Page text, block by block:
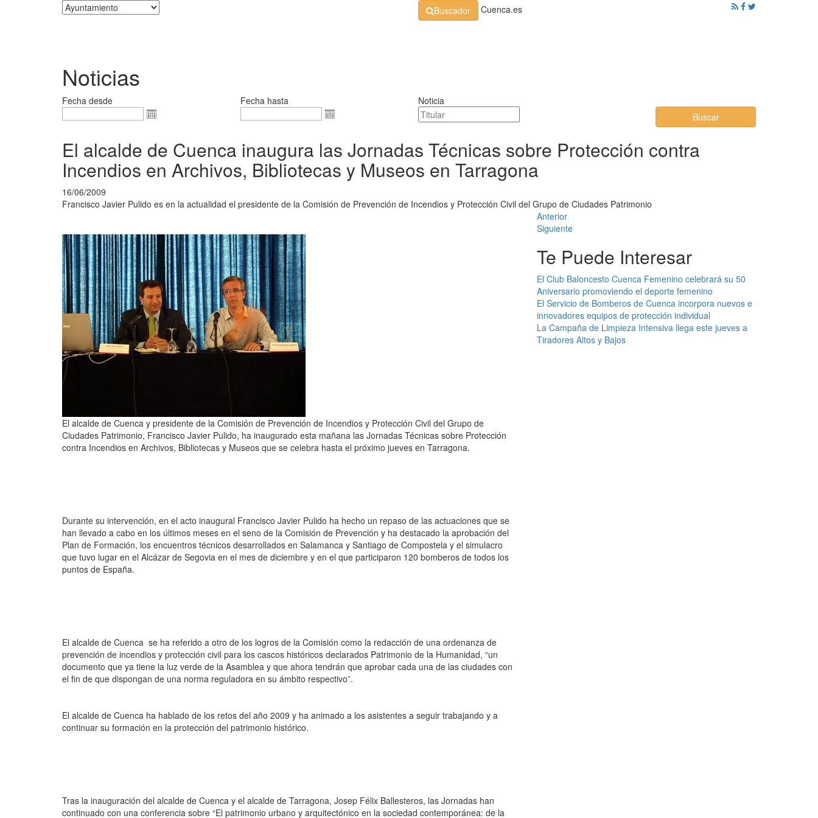
Buscador Cuenca.es
Noticias
Fecha desde Fecha hasta
Noticia
Buscar
El alcalde de Cuenca inaugura las Jornadas Técnicas sobre Protección contra
Incendios en Archivos, Bibliotecas y Museos en Tarragona
16/06/2009
Francisco Javier Pulido es en la actualidad el presidente de la Comisión de Prevención de Incendios y Protección Civil del Grupo de Ciudades Patrimonio
Anterior
Siguiente
El alcalde de Cuenca y presidente de la Comisión de Prevención de Incendios y Protección Civil del Grupo de
Ciudades Patrimonio, Francisco Javier Pulido, ha inaugurado esta mañana las Jornadas Técnicas sobre Protección
contra Incendios en Archivos, Bibliotecas y Museos que se celebra hasta el próximo jueves en Tarragona.
Durante su intervención, en el acto inaugural Francisco Javier Pulido ha hecho un repaso de las actuaciones que se
han llevado a cabo en los últimos meses en el seno de la Comisión de Prevención y ha destacado la aprobación del
Plan de Formación, los encuentros técnicos desarrollados en Salamanca y Santiago de Compostela y el simulacro
que tuvo lugar en el Alcázar de Segovia en el mes de diciembre y en el que participaron 120 bomberos de todos los
puntos de España.
El alcalde de Cuenca se ha referido a otro de los logros de la Comisión como la redacción de una ordenanza de
prevención de incendios y protección civil para los cascos históricos declarados Patrimonio de la Humanidad, “un
documento que ya tiene la luz verde de la Asamblea y que ahora tendrán que aprobar cada una de las ciudades con
el fin de que dispongan de una norma reguladora en su ámbito respectivo”.
El alcalde de Cuenca ha hablado de los retos del año 2009 y ha animado a los asistentes a seguir trabajando y a
continuar su formación en la protección del patrimonio histórico.
Tras la inauguración del alcalde de Cuenca y el alcalde de Tarragona, Josep Félix Ballesteros, las Jornadas han
continuado con una conferencia sobre “El patrimonio urbano y arquitectónico en la sociedad contemporánea: de la
Te Puede Interesar
El Club Baloncesto Cuenca Femenino celebrará su 50
Aniversario promoviendo el deporte femenino
El Servicio de Bomberos de Cuenca incorpora nuevos e
innovadores equipos de protección individual
La Campaña de Limpieza Intensiva llega este jueves a
Tiradores Altos y Bajos